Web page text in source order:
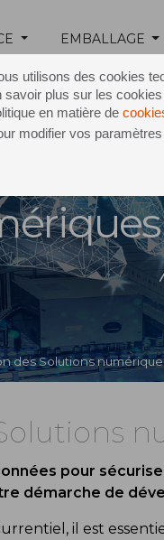
utilisons des cookies
savoir plus sur les
en matière de
modifier vos
EMBALLAGE
des Solutions
des
pour
démarche de
il est